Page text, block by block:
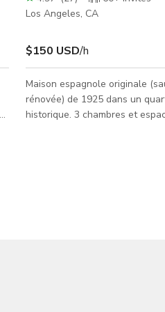
Los Angeles, CA
$150 USD/h
Maison espagnole originale
rénovée) de 1925 dans un
historique. 3 chambres et